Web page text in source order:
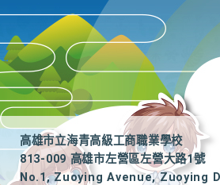
高雄市立海青高級工商職業學校
813-009 高雄市左營區左營大路1號
No.1, Zuoying Avenue, Zuoying